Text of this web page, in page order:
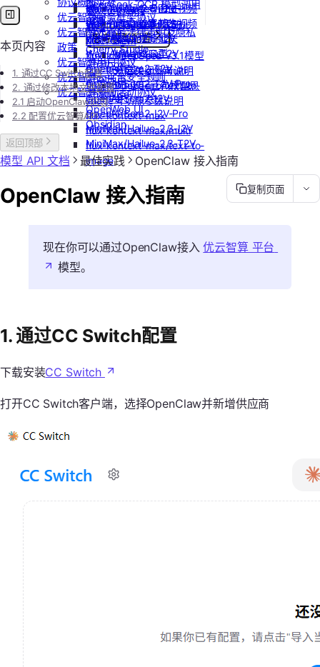
DeepSeek-OCR 模型调用
示例
思考模型配置
DeepSeek V3.1模型
开启关闭思考说明
Doubao豆包模型思
考功能参数说明
Qwen-Image
stepfun-ai/step1x-edit
flux.1-dev
flux-kontext-pro
flux-kontext-pro/multi
flux-kontext-pro/text-to-
image
flux-kontext-max
flux-kontext-max/multi
flux-kontext-max/text-to-
image
Vidu/参考图生视频
Vidu/首尾帧生视频
Vidu/视频延长
Vidu/对口型
Wan-AI/Wan2.5-I2V
Wan-AI/Wan2.5-T2V
Wan-AI/Wan2.6-I2V
Wan-AI/Wan2.6-T2V
OpenAI/Sora2-T2V
OpenAI/Sora2-T2V-Pro
OpenAI/Sora2-I2V
OpenAI/Sora2-I2V-Pro
MiniMax/Hailuo-2.3-I2V
MiniMax/Hailuo-2.3-T2V
MiniMax/speech-hd
通义千问 Qwen-TTS
纳米AI
n8n
GPT4All
Cherry Studio
Chatbox
ChatHub
ChatWise
OpenWeb UI
Obsidian
务
通过 UCloud API 实现
MCP Client
优云智算服务框架协议
优云智算云服务法律声明及隐私
政策
优云智算用户协议
优云智算云平台安全规则
优云智算激励活动协议
本页内容
1. 通过CC Switch配置
2. 通过修改本地文件配置
2.1 启动OpenClaw向导
2.2 配置优云智算API
返回顶部
模型 API 文档 最佳实践 OpenClaw 接入指南
复制页面
OpenClaw 接入指南
现在你可以通过OpenClaw接入优云智算 平台
模型。
1. 通过CC Switch配置
下载安装CC Switch
打开CC Switch客户端，选择OpenClaw并新增供应商